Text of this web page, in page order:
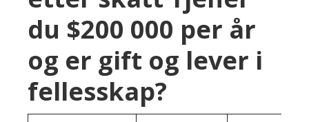
du $200 000 per år
og er gift og lever i
fellesskap?